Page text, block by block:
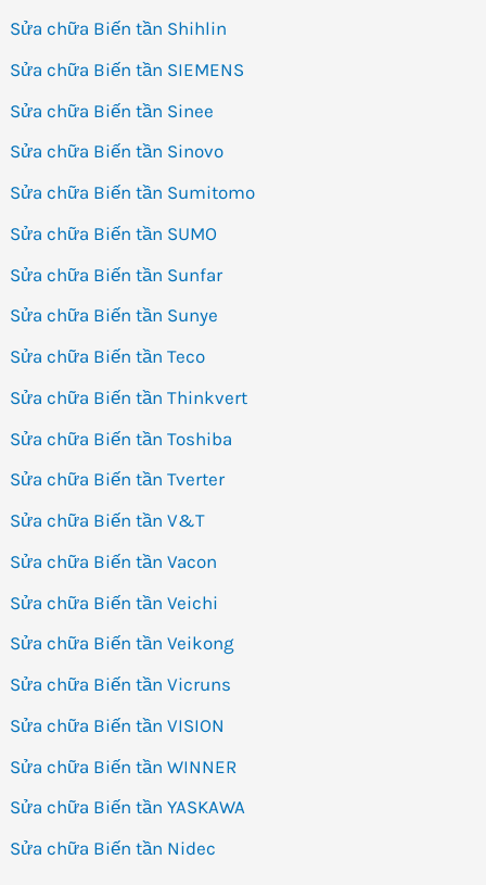
Sửa chữa Biến tần Shihlin
Sửa chữa Biến tần SIEMENS
Sửa chữa Biến tần Sinee
Sửa chữa Biến tần Sinovo
Sửa chữa Biến tần Sumitomo
Sửa chữa Biến tần SUMO
Sửa chữa Biến tần Sunfar
Sửa chữa Biến tần Sunye
Sửa chữa Biến tần Teco
Sửa chữa Biến tần Thinkvert
Sửa chữa Biến tần Toshiba
Sửa chữa Biến tần Tverter
Sửa chữa Biến tần V&T
Sửa chữa Biến tần Vacon
Sửa chữa Biến tần Veichi
Sửa chữa Biến tần Veikong
Sửa chữa Biến tần Vicruns
Sửa chữa Biến tần VISION
Sửa chữa Biến tần WINNER
Sửa chữa Biến tần YASKAWA
Sửa chữa Biến tần Nidec